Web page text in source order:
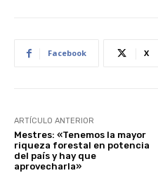
Facebook X
ARTÍCULO ANTERIOR
Mestres: «Tenemos la mayor
riqueza forestal en potencia
del país y hay que
aprovecharla»